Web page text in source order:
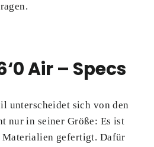
Air – Specs
unterscheidet sich von den
nur in seiner Größe: Es ist
Materialien gefertigt. Dafür